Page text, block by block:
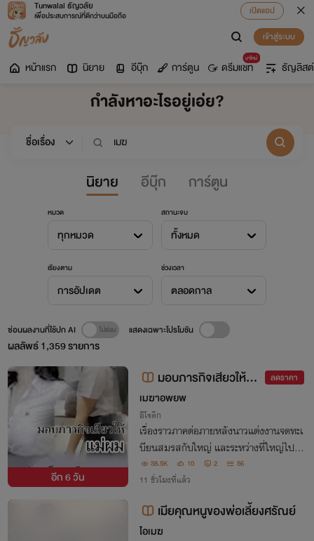
Tunwalai ธัญวลัย
เพื่อประสบการณ์ที่ดีกว่าบนมือถือ
เปิดแอป
เข้าสู่ระบบ
หน้าแรก นิยาย อีบุ๊ก การ์ตูน
มาใหม่
ดรีมแชท ธัญลิสต์
กำลังหาอะไรอยู่เอ่ย?
นิยาย อีบุ๊ก การ์ตูน
หมวด
ทุกหมวด
สถานะจบ
ทั้งหมด
เรียงตาม
การอัปเดต
ช่วงเวลา
ตลอดกาล
ผลลัพธ์1,359รายการ
ซ่อนผลงานที่ใช้ปก AI แสดงเฉพาะโปรโมชัน
อีก6 วัน
มอบภารกิจเสียวให้แม่
ผม (แม่ผมเป็น ครูฝึกสอน
ภาค 2)
ลดราคา
เมฆาอพยพ
อีโรติก
เรื่องราวภาคต่อภายหลังนาวแต่งงานจดทะเ
บียนสมรสกับใหญ่ และระหว่างที่ใหญ่ไปอบ
รมนายสิบก็เกิดเรื่องราวที่แบงค์หยิบยื่นภาร
กิจเสียวให้นาวทำ งานนี้จะเสียวขนาดไหน
38.5K 10 2 56
11 ชั่วโมงที่แล้ว
เมียคุณหนูของพ่อเลี้ยงศรัณย์
ไอเมฆ